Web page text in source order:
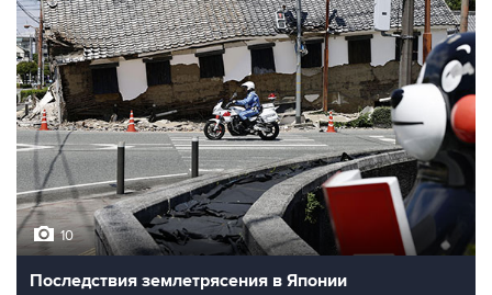
10
Последствия землетрясения в Японии